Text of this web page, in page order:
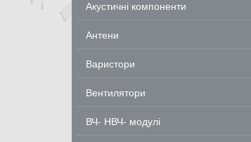
Акустичні компоненти
Антени
Варистори
Вентилятори
ВЧ- НВЧ- модулі